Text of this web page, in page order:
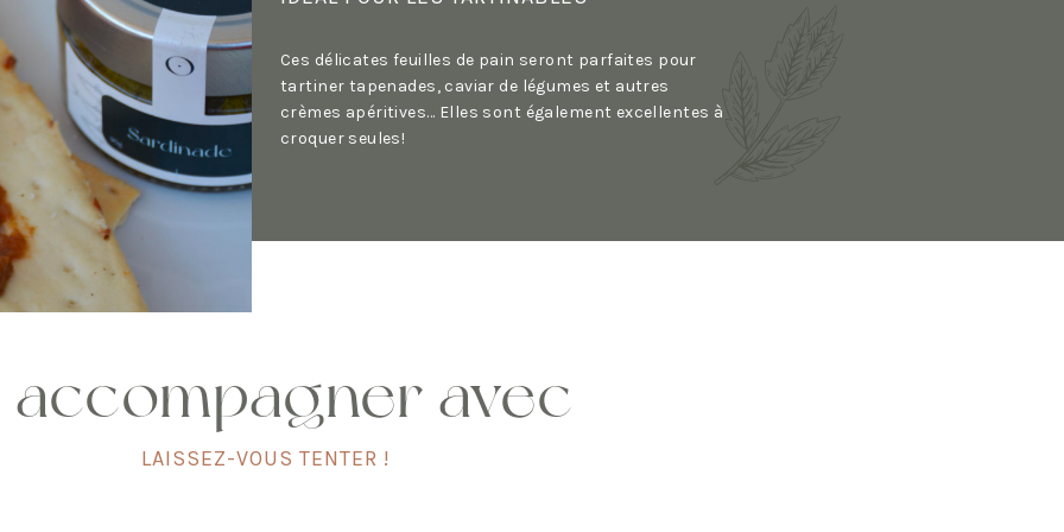
Ces délicates feuilles de pain seront parfaites pour
tartiner tapenades, caviar de légumes et autres
crèmes apéritives… Elles sont également excellentes à
croquer seules!
accompagner avec
LAISSEZ-VOUS TENTER !